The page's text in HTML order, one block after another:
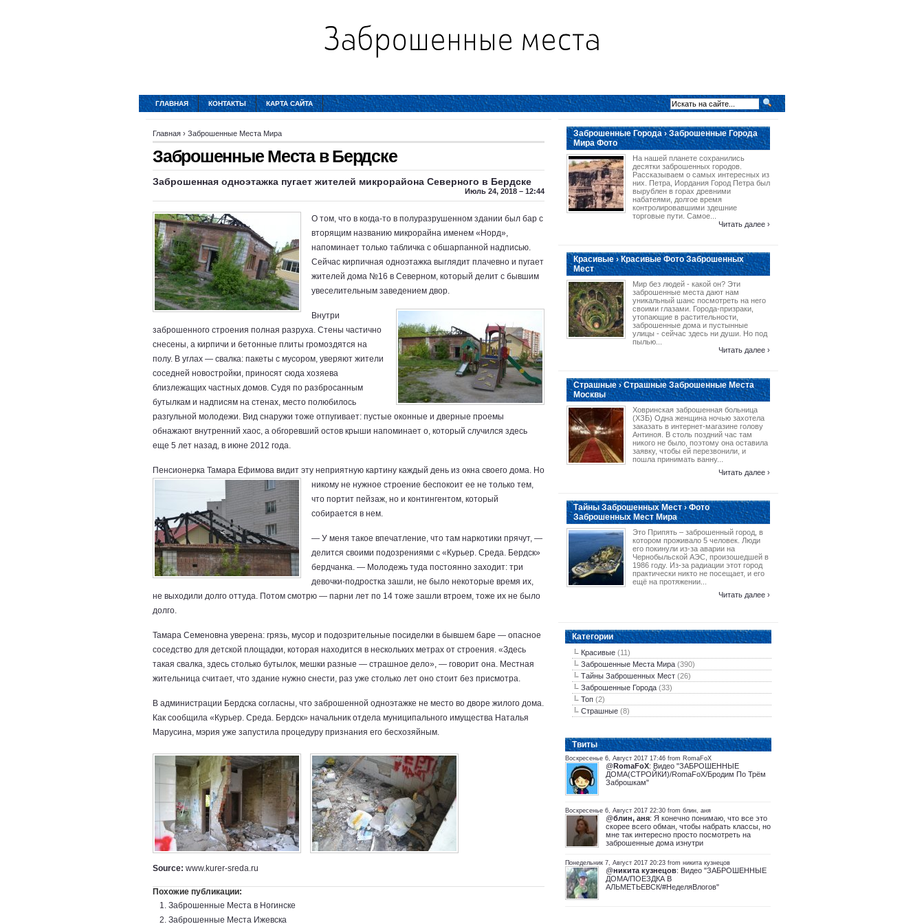
ГЛАВНАЯ КОНТАКТЫ КАРТА САЙТА
Главная › Заброшенные Места Мира
Заброшенные Места в Бердске
Заброшенная одноэтажка пугает жителей микрорайона Северного в Бердске
Июль 24, 2018 – 12:44
О том, что в когда-то в полуразрушенном здании был бар с
вторящим названию микрорайна именем «Норд»,
напоминает только табличка с обшарпанной надписью.
Сейчас кирпичная одноэтажка выглядит плачевно и пугает
жителей дома №16 в Северном, который делит с бывшим
увеселительным заведением двор.
Внутри
заброшенного строения полная разруха. Стены частично
снесены, а кирпичи и бетонные плиты громоздятся на
полу. В углах — свалка: пакеты с мусором, уверяют жители
соседней новостройки, приносят сюда хозяева
близлежащих частных домов. Судя по разбросанным
бутылкам и надписям на стенах, место полюбилось
разгульной молодежи. Вид снаружи тоже отпугивает: пустые оконные и дверные проемы
обнажают внутренний хаос, а обгоревший остов крыши напоминает о, который случился здесь
еще 5 лет назад, в июне 2012 года.
Пенсионерка Тамара Ефимова видит эту неприятную картину каждый день из окна своего дома. Но
никому не нужное строение беспокоит ее не только тем,
что портит пейзаж, но и контингентом, который
собирается в нем.
— У меня такое впечатление, что там наркотики прячут, —
делится своими подозрениями с «Курьер. Среда. Бердск»
бердчанка. — Молодежь туда постоянно заходит: три
девочки-подростка зашли, не было некоторые время их,
не выходили долго оттуда. Потом смотрю — парни лет по 14 тоже зашли втроем, тоже их не было
долго.
Тамара Семеновна уверена: грязь, мусор и подозрительные посиделки в бывшем баре — опасное
соседство для детской площадки, которая находится в нескольких метрах от строения. «Здесь
такая свалка, здесь столько бутылок, мешки разные — страшное дело», — говорит она. Местная
жительница считает, что здание нужно снести, раз уже столько лет оно стоит без присмотра.
В администрации Бердска согласны, что заброшенной одноэтажке не место во дворе жилого дома.
Как сообщила «Курьер. Среда. Бердск» начальник отдела муниципального имущества Наталья
Марусина, мэрия уже запустила процедуру признания его бесхозяйным.
Source: www.kurer-sreda.ru
Похожие публикации:
Заброшенные Места в Ногинске
Заброшенные Места Ижевска
Заброшенные Города › Заброшенные Города
Мира Фото
На нашей планете сохранились
десятки заброшенных городов.
Рассказываем о самых интересных из
них. Петра, Иордания Город Петра был
вырублен в горах древними
набатеями, долгое время
контролировавшими здешние
торговые пути. Самое...
Читать далее ›
Красивые › Красивые Фото Заброшенных
Мест
Мир без людей - какой он? Эти
заброшенные места дают нам
уникальный шанс посмотреть на него
своими глазами. Города-призраки,
утопающие в растительности,
заброшенные дома и пустынные
улицы - сейчас здесь ни души. Но под
пылью...
Читать далее ›
Страшные › Страшные Заброшенные Места
Москвы
Ховринская заброшенная больница
(ХЗБ) Одна женщина ночью захотела
заказать в интернет-магазине голову
Антиноя. В столь поздний час там
никого не было, поэтому она оставила
заявку, чтобы ей перезвонили, и
пошла принимать ванну...
Читать далее ›
Тайны Заброшенных Мест › Фото
Заброшенных Мест Мира
Это Припять – заброшенный город, в
котором проживало 5 человек. Люди
его покинули из-за аварии на
Чернобыльской АЭС, произошедшей в
1986 году. Из-за радиации этот город
практически никто не посещает, и его
ещё на протяжении...
Читать далее ›
Категории
Красивые (11)
Заброшенные Места Мира (390)
Тайны Заброшенных Мест (26)
Заброшенные Города (33)
Топ (2)
Страшные (8)
Tвиты
Воскресенье 6, Август 2017 17:46 from RomaFoX
@RomaFoX: Видео "ЗАБРОШЕННЫЕ
ДОМА(СТРОЙКИ)/RomaFoX/Бродим По Трём
Заброшкам"
Воскресенье 6, Август 2017 22:30 from блин, аня
@блин, аня: Я конечно понимаю, что все это
скорее всего обман, чтобы набрать классы, но
мне так интересно просто посмотреть на
заброшенные дома изнутри
Понедельник 7, Август 2017 20:23 from никита кузнецов
@никита кузнецов: Видео "ЗАБРОШЕННЫЕ
ДОМА/ПОЕЗДКА В
АЛЬМЕТЬЕВСК/#НеделяВлогов"